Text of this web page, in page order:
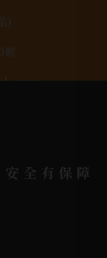
)
Designed By
全有保障